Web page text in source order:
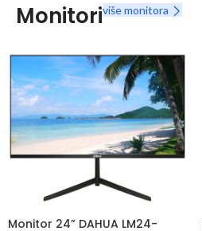
Monitoriviše monitora
Monitor 24” DAHUA LM24-